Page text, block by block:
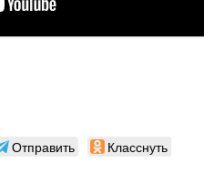
Отправить Класснуть